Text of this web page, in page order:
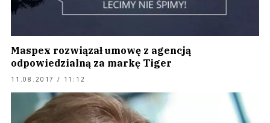
Maspex rozwiązał umowę z agencją
odpowiedzialną za markę Tiger
11.08.2017 / 11:12